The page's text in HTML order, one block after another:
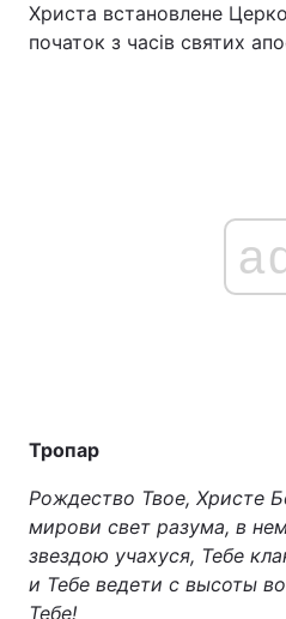
Христа встановлене
початок з часів святих
Тропар
Рождество Твое, Христе
мирови свет разума, в
звездою учахуся, Тебе
и Тебе ведети с высоты
Тебе!